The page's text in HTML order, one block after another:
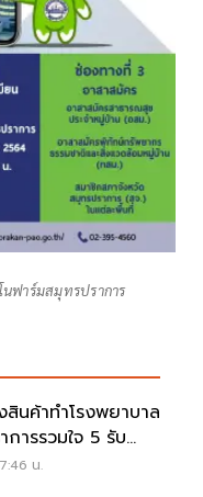
ฟาร์มสมุทรปราการ
นค้าทำโรงพยาบาล
ารรวมใจ 5 รับ
น.